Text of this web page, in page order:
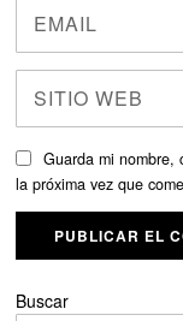
Guarda mi nombre,
la próxima vez que
Buscar